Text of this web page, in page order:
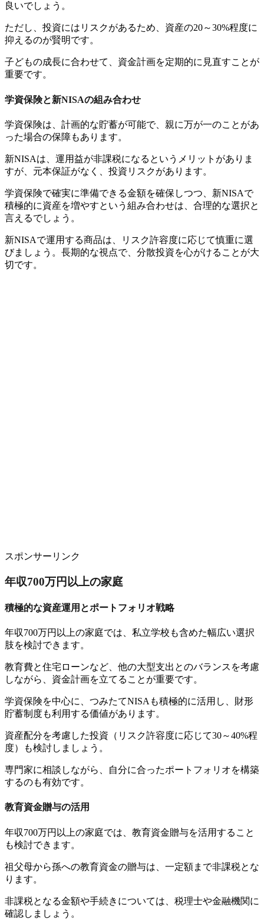
良いでしょう。
ただし、投資にはリスクがあるため、資産の20～30%程度に
抑えるのが賢明です。
子どもの成長に合わせて、資金計画を定期的に見直すことが
重要です。
学資保険と新NISAの組み合わせ
学資保険は、計画的な貯蓄が可能で、親に万が一のことがあ
った場合の保障もあります。
新NISAは、運用益が非課税になるというメリットがありま
すが、元本保証がなく、投資リスクがあります。
学資保険で確実に準備できる金額を確保しつつ、新NISAで
積極的に資産を増やすという組み合わせは、合理的な選択と
言えるでしょう。
新NISAで運用する商品は、リスク許容度に応じて慎重に選
びましょう。長期的な視点で、分散投資を心がけることが大
切です。
スポンサーリンク
年収700万円以上の家庭
積極的な資産運用とポートフォリオ戦略
年収700万円以上の家庭では、私立学校も含めた幅広い選択
肢を検討できます。
教育費と住宅ローンなど、他の大型支出とのバランスを考慮
しながら、資金計画を立てることが重要です。
学資保険を中心に、つみたてNISAも積極的に活用し、財形
貯蓄制度も利用する価値があります。
資産配分を考慮した投資（リスク許容度に応じて30～40%程
度）も検討しましょう。
専門家に相談しながら、自分に合ったポートフォリオを構築
するのも有効です。
教育資金贈与の活用
年収700万円以上の家庭では、教育資金贈与を活用すること
も検討できます。
祖父母から孫への教育資金の贈与は、一定額まで非課税とな
ります。
非課税となる金額や手続きについては、税理士や金融機関に
確認しましょう。